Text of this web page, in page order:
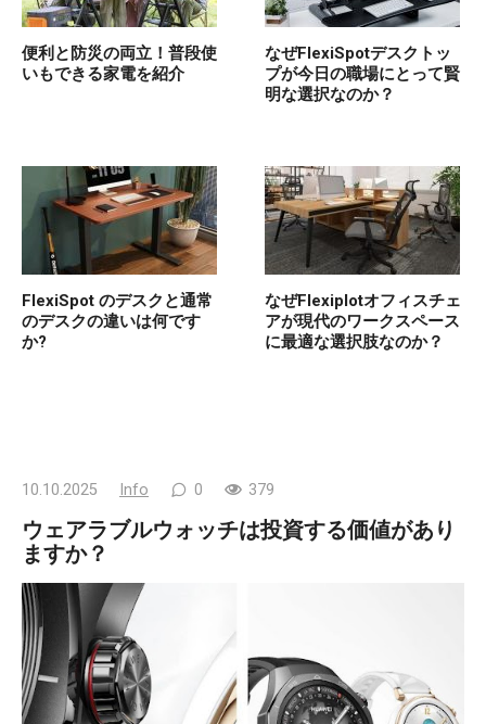
便利と防災の両立！普段使
いもできる家電を紹介
なぜFlexiSpotデスクトッ
プが今日の職場にとって賢
明な選択なのか？
FlexiSpot のデスクと通常
のデスクの違いは何です
か?
なぜFlexiplotオフィスチェ
アが現代のワークスペース
に最適な選択肢なのか？
10.10.2025 Info 0 379
ウェアラブルウォッチは投資する価値があり
ますか？